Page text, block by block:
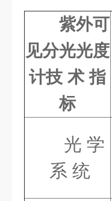
紫外可
见分光光度
计技 术 指
标
光 学
系 统